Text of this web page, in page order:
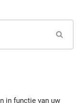
in functie van uw